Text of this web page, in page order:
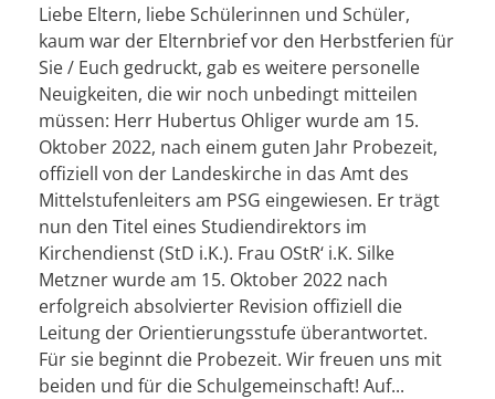
Liebe Eltern, liebe Schülerinnen und Schüler,
kaum war der Elternbrief vor den Herbstferien für
Sie / Euch gedruckt, gab es weitere personelle
Neuigkeiten, die wir noch unbedingt mitteilen
müssen: Herr Hubertus Ohliger wurde am 15.
Oktober 2022, nach einem guten Jahr Probezeit,
offiziell von der Landeskirche in das Amt des
Mittelstufenleiters am PSG eingewiesen. Er trägt
nun den Titel eines Studiendirektors im
Kirchendienst (StD i.K.). Frau OStR‘ i.K. Silke
Metzner wurde am 15. Oktober 2022 nach
erfolgreich absolvierter Revision offiziell die
Leitung der Orientierungsstufe überantwortet.
Für sie beginnt die Probezeit. Wir freuen uns mit
beiden und für die Schulgemeinschaft! Auf...